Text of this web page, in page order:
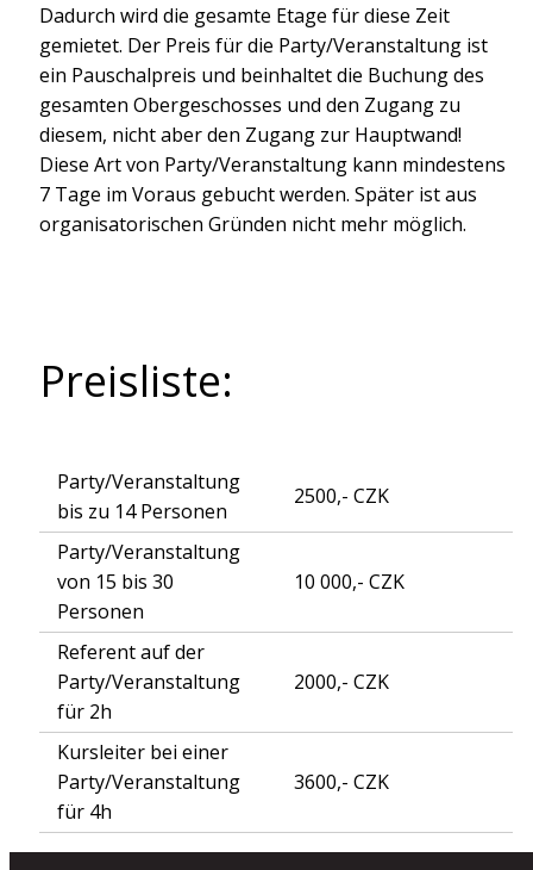
Dadurch wird die gesamte Etage für diese Zeit
gemietet. Der Preis für die Party/Veranstaltung ist
ein Pauschalpreis und beinhaltet die Buchung des
gesamten Obergeschosses und den Zugang zu
diesem, nicht aber den Zugang zur Hauptwand!
Diese Art von Party/Veranstaltung kann mindestens
7 Tage im Voraus gebucht werden. Später ist aus
organisatorischen Gründen nicht mehr möglich.
Preisliste:
Party/Veranstaltung
bis zu 14 Personen
2500,- CZK
Party/Veranstaltung
von 15 bis 30
Personen
10 000,- CZK
Referent auf der
Party/Veranstaltung
für 2h
2000,- CZK
Kursleiter bei einer
Party/Veranstaltung
für 4h
3600,- CZK